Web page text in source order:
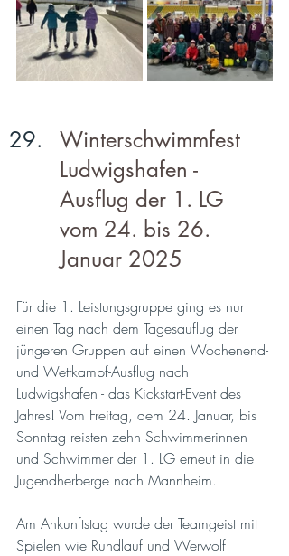
Winterschwimmfest
Ludwigshafen -
Ausflug der 1. LG
vom 24. bis 26.
Januar 2025
Für die 1. Leistungsgruppe ging es nur
einen Tag nach dem Tagesauflug der
jüngeren Gruppen auf einen Wochenend-
und Wettkampf-Ausflug nach
Ludwigshafen - das Kickstart-Event des
Jahres! Vom Freitag, dem 24. Januar, bis
Sonntag reisten zehn Schwimmerinnen
und Schwimmer der 1. LG erneut in die
Jugendherberge nach Mannheim.
Am Ankunftstag wurde der Teamgeist mit
Spielen wie Rundlauf und Werwolf